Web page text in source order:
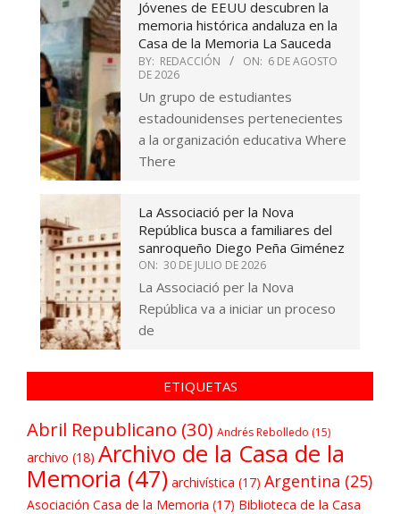
Jóvenes de EEUU descubren la
memoria histórica andaluza en la
Casa de la Memoria La Sauceda
BY: REDACCIÓN ON: 6 DE AGOSTO
DE 2026
Un grupo de estudiantes
estadounidenses pertenecientes
a la organización educativa Where
There
La Associació per la Nova
República busca a familiares del
sanroqueño Diego Peña Giménez
ON: 30 DE JULIO DE 2026
La Associació per la Nova
República va a iniciar un proceso
de
ETIQUETAS
Abril Republicano (30) Andrés Rebolledo (15)
archivo (18) Archivo de la Casa de la
Memoria (47) archivística (17) Argentina (25)
Asociación Casa de la Memoria (17) Biblioteca de la Casa